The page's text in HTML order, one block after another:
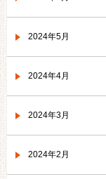
2024年5月
2024年4月
2024年3月
2024年2月